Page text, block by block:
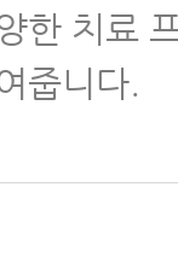
한 치료
줍니다.